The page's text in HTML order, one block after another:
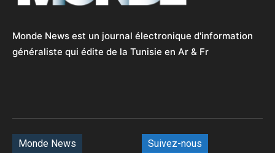
Monde News est un journal électronique d'information
généraliste qui édite de la Tunisie en Ar & Fr
Monde News Suivez-nous